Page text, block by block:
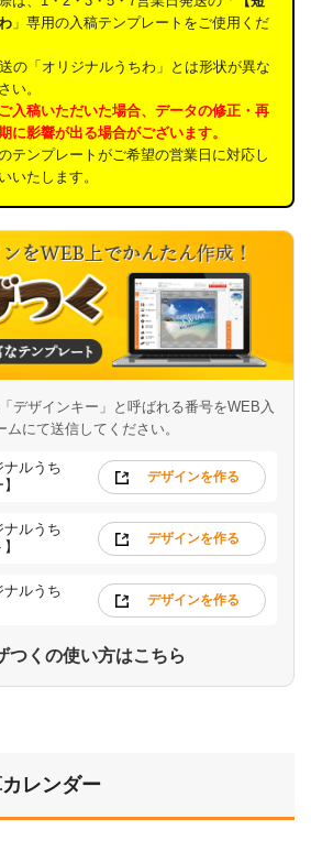
」専用の入稿テンプレートをご使用くだ
の「オリジナルうちわ」とは形状が異な
い。
入稿いただいた場合、データの修正・再
に影響が出る場合がございます。
テンプレートがご希望の営業日に対応し
いたします。
デザインキー」と呼ばれる番号をWEB入
ムにて送信してください。
ナルうち
デザインを作る
ナルうち
デザインを作る
ナルうち
デザインを作る
つくの使い方はこちら
レンダー